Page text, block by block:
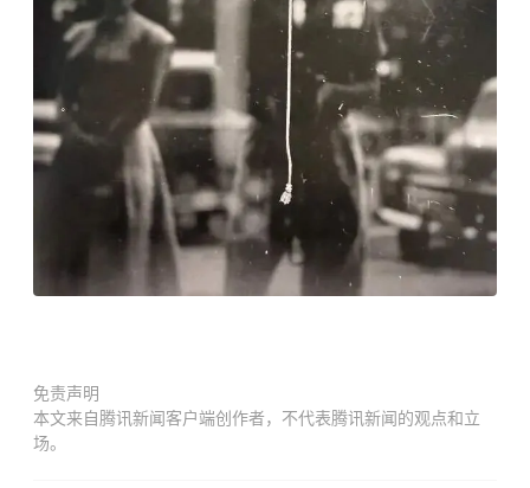
免责声明
本文来自腾讯新闻客户端创作者，不代表腾讯新闻的观点和立
场。